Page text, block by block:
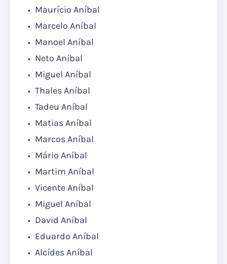
Maurício Aníbal
Marcelo Aníbal
Manoel Aníbal
Neto Aníbal
Miguel Aníbal
Thales Aníbal
Tadeu Aníbal
Matias Aníbal
Marcos Aníbal
Mário Aníbal
Martim Aníbal
Vicente Aníbal
Miguel Aníbal
David Aníbal
Eduardo Aníbal
Alcídes Aníbal